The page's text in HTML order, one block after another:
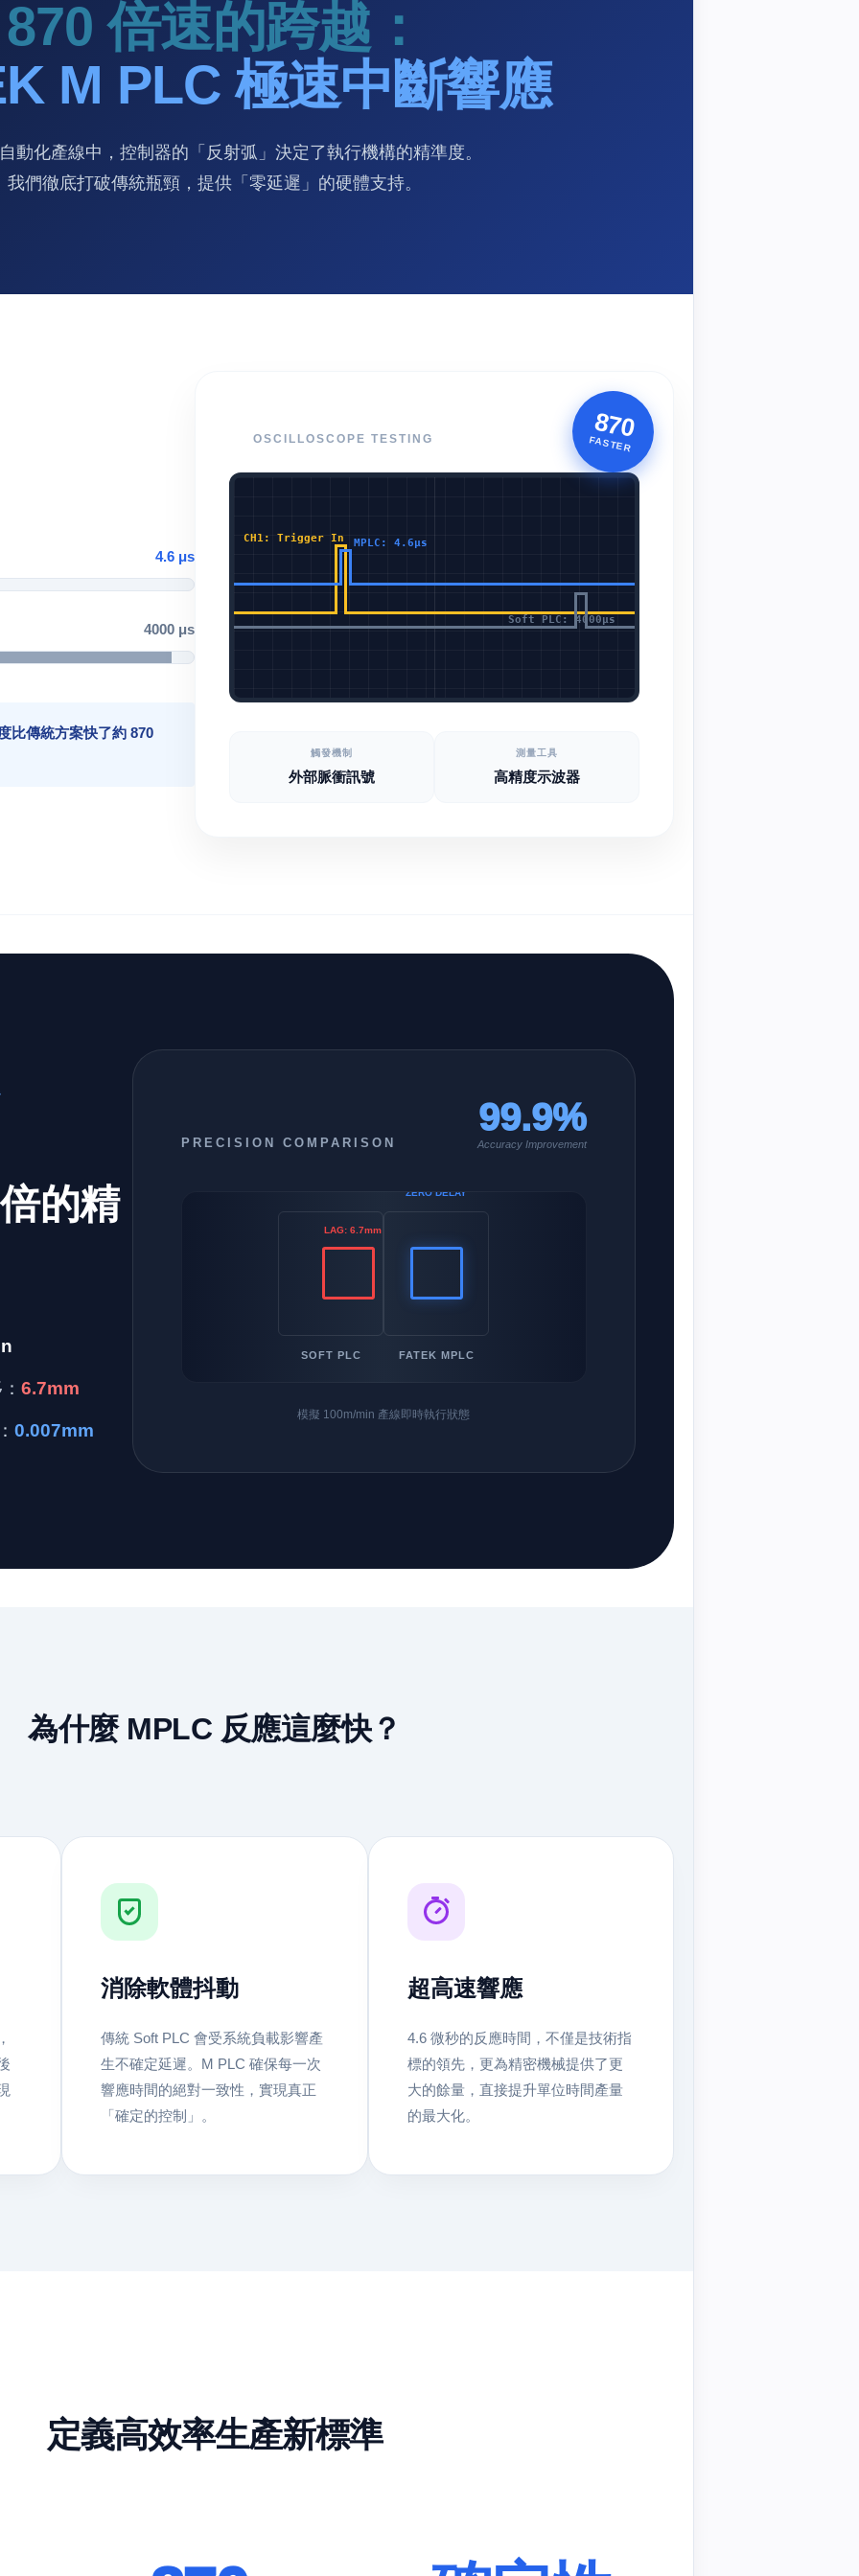
870 倍速的跨越：
M PLC 極速中斷響應
動化產線中，控制器的「反射弧」決定了執行機構的精準度。
我們徹底打破傳統瓶頸，提供「零延遲」的硬體支持。
4.6 μs
4000 μs
比傳統方案快了約 870
OSCILLOSCOPE TESTING 870
FASTER
CH1: Trigger In MPLC: 4.6μs
Soft PLC: 4000μs
觸發機制
外部脈衝訊號
測量工具
高精度示波器
的精
6.7mm
0.007mm
PRECISION COMPARISON
99.9%
Accuracy Improvement
LAG: 6.7mm
SOFT PLC
ZERO DELAY
FATEK MPLC
模擬 100m/min 產線即時執行狀態
為什麼 MPLC 反應這麼快？
消除軟體抖動
傳統 Soft PLC 會受系統負載影響產
生不確定延遲。M PLC 確保每一次
響應時間的絕對一致性，實現真正
「確定的控制」。
超高速響應
4.6 微秒的反應時間，不僅是技術指
標的領先，更為精密機械提供了更
大的餘量，直接提升單位時間產量
的最大化。
定義高效率生產新標準